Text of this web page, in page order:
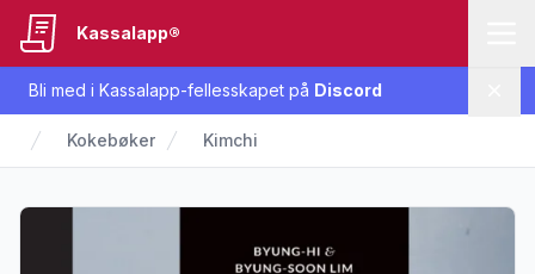
Bli med i Kassalapp-fellesskapet på Discord
Kassalapp®
Kokebøker Kimchi